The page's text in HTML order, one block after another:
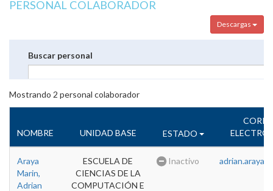
PERSONAL COLABORADOR
Descargas
Buscar personal
Mostrando 2 personal colaborador
NOMBRE UNIDAD BASE ESTADO
Araya
Marin,
Adrian
ESCUELA DE
CIENCIAS DE LA
COMPUTACIÓN E
Inactivo